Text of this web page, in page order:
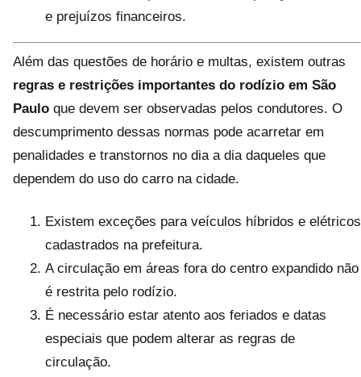
e prejuízos financeiros.
Além das questões de horário e multas, existem outras
regras e restrições importantes do rodízio em São
Paulo que devem ser observadas pelos condutores. O
descumprimento dessas normas pode acarretar em
penalidades e transtornos no dia a dia daqueles que
dependem do uso do carro na cidade.
Existem exceções para veículos híbridos e elétricos
cadastrados na prefeitura.
A circulação em áreas fora do centro expandido não
é restrita pelo rodízio.
É necessário estar atento aos feriados e datas
especiais que podem alterar as regras de
circulação.